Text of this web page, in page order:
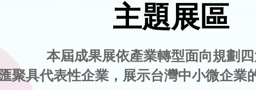
主題展區
本屆成果展依產業轉型面向規劃
匯聚具代表性企業，展示台灣中小微企業